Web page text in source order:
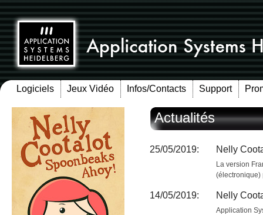
Logiciels Jeux Vidéo Infos/Contacts Support
Actualités
25/05/2019: Nelly
La version
(électronique)
14/05/2019: Nelly
Application